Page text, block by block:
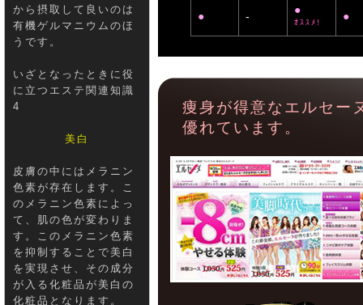
から摂取して良いのは
有機ゲルマニウムのほ
うです。
いざとなったときに役
に立つエステ関連知識
4
美白
皮膚の中にはメラニン
色素が存在します。こ
のメラニン色素によっ
て、肌の色が変わりま
す。このメラニン色素
を抑制することで美白
を実現させ、その成分
が入る化粧品が美白の
化粧品となります。
● - ●
ｵｽｽﾒ! ●
痩身が得意なエルセー
優れています。